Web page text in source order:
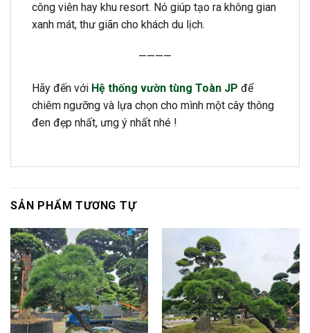
công viên hay khu resort. Nó giúp tạo ra không gian
xanh mát, thư giãn cho khách du lịch.
————
Hãy đến với Hệ thống vườn tùng Toàn JP để
chiêm ngưỡng và lựa chọn cho mình một cây thông
đen đẹp nhất, ưng ý nhất nhé !
SẢN PHẨM TƯƠNG TỰ